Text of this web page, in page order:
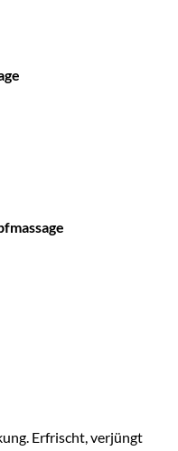
Erfrischt, verjüngt